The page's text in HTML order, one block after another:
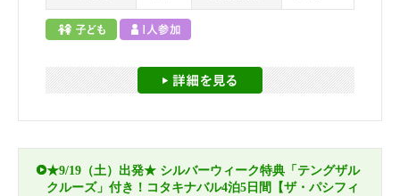
★9/19（土）出発★ シルバーウィーク特典「テングザル
クルーズ」付き！コタキナバル4泊5日間【ザ・パシフィ